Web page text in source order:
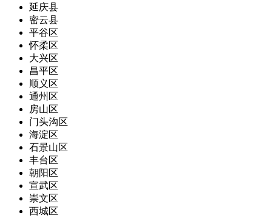
延庆县
密云县
平谷区
怀柔区
大兴区
昌平区
顺义区
通州区
房山区
门头沟区
海淀区
石景山区
丰台区
朝阳区
宣武区
崇文区
西城区